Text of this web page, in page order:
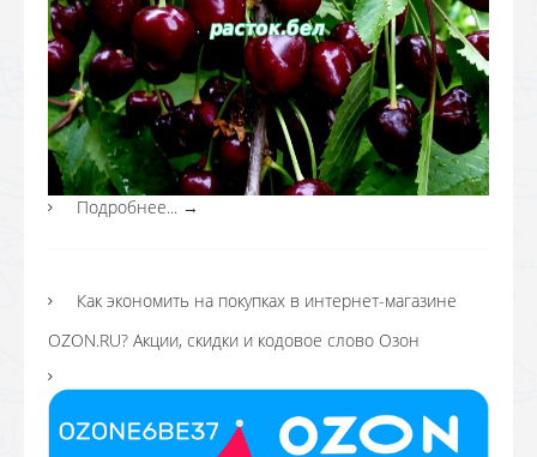
Подробнее... →
Как экономить на покупках в интернет-магазине
OZON.RU? Акции, скидки и кодовое слово Озон